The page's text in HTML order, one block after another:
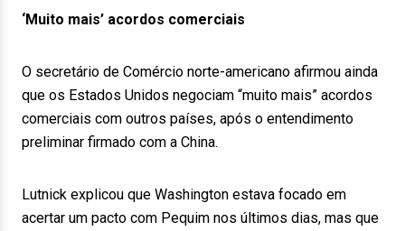
‘Muito mais’ acordos comerciais
O secretário de Comércio norte-americano afirmou ainda
que os Estados Unidos negociam “muito mais” acordos
comerciais com outros países, após o entendimento
preliminar firmado com a China.
Lutnick explicou que Washington estava focado em
acertar um pacto com Pequim nos últimos dias, mas que